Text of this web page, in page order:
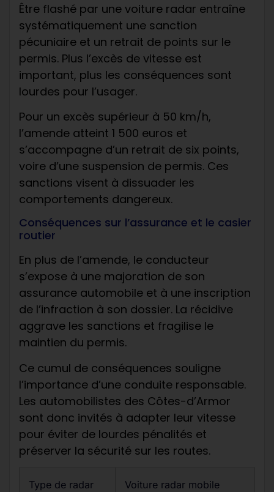
Être flashé par une voiture radar entraîne
systématiquement une sanction
pécuniaire et un retrait de points sur le
permis. Plus l’excès de vitesse est
important, plus les conséquences sont
lourdes pour l’usager.
Pour un excès supérieur à 50 km/h,
l’amende atteint 1 500 euros et
s’accompagne d’un retrait de six points,
voire d’une suspension de permis. Ces
sanctions visent à dissuader les
comportements dangereux.
Conséquences sur l’assurance et le casier
routier
En plus de l’amende, le conducteur
s’expose à une majoration de son
assurance automobile et à une inscription
de l’infraction à son dossier. La récidive
aggrave les sanctions et fragilise le
maintien du permis.
Ce cumul de conséquences souligne
l’importance d’une conduite responsable.
Les automobilistes des Côtes-d’Armor
sont donc invités à adapter leur vitesse
pour éviter de lourdes pénalités et
préserver la sécurité sur les routes.
Type de radar Voiture radar mobile